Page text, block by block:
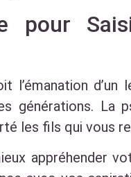
pour
La
les fils qui vous
appréhender